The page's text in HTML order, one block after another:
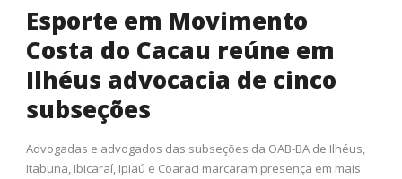
Esporte em Movimento
Costa do Cacau reúne em
Ilhéus advocacia de cinco
subseções
Advogadas e advogados das subseções da OAB-BA de Ilhéus,
Itabuna, Ibicaraí, Ipiaú e Coaraci marcaram presença em mais